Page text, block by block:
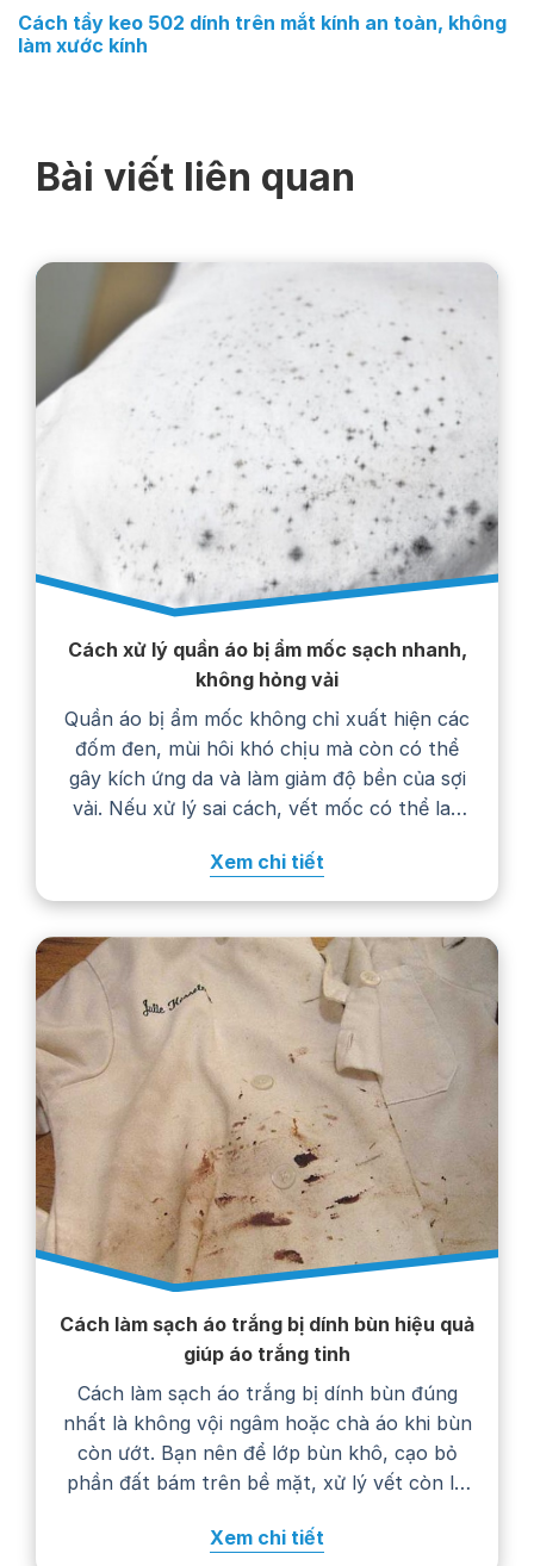
Cách tẩy keo 502 dính trên mắt kính an toàn, không
làm xước kính
Bài viết liên quan
Cách xử lý quần áo bị ẩm mốc sạch nhanh,
không hỏng vải
Quần áo bị ẩm mốc không chỉ xuất hiện các
đốm đen, mùi hôi khó chịu mà còn có thể
gây kích ứng da và làm giảm độ bền của sợi
vải. Nếu xử lý sai cách, vết mốc có thể lan
nhanh hư hỏng. Trong bài viết…
Xem chi tiết
Cách làm sạch áo trắng bị dính bùn hiệu quả
giúp áo trắng tinh
Cách làm sạch áo trắng bị dính bùn đúng
nhất là không vội ngâm hoặc chà áo khi bùn
còn ướt. Bạn nên để lớp bùn khô, cạo bỏ
phần đất bám trên bề mặt, xử lý vết còn lại
trên nhãn chăm sóc. Thực hiện…
Xem chi tiết